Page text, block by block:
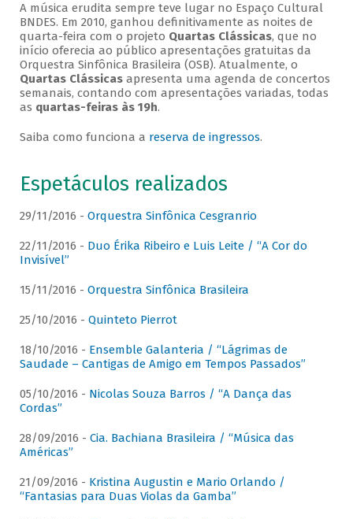
A música erudita sempre teve lugar no Espaço Cultural
BNDES. Em 2010, ganhou definitivamente as noites de
quarta-feira com o projeto Quartas Clássicas, que no
início oferecia ao público apresentações gratuitas da
Orquestra Sinfônica Brasileira (OSB). Atualmente, o
Quartas Clássicasapresenta uma agenda de concertos
semanais, contando com apresentações variadas, todas
as quartas-feiras às 19h.
Saiba como funciona a reserva de ingressos.
Espetáculos realizados
29/11/2016 - Orquestra Sinfônica Cesgranrio
22/11/2016 - Duo Érika Ribeiro e Luis Leite / “A Cor do
Invisível”
15/11/2016 - Orquestra Sinfônica Brasileira
25/10/2016 - Quinteto Pierrot
18/10/2016 - Ensemble Galanteria / “Lágrimas de
Saudade – Cantigas de Amigo em Tempos Passados”
05/10/2016 - Nicolas Souza Barros / “A Dança das
Cordas”
28/09/2016 - Cia. Bachiana Brasileira / “Música das
Américas”
21/09/2016 - Kristina Augustin e Mario Orlando /
“Fantasias para Duas Violas da Gamba”